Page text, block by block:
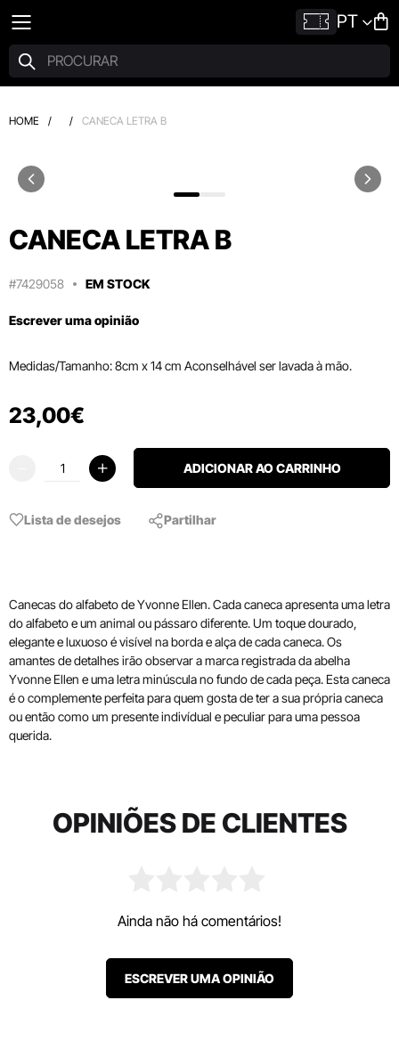
PT
HOME / / CANECA LETRA B
CANECA LETRA B
#7429058 EM STOCK
Escrever uma opinião
Medidas/Tamanho: 8cm x 14 cm Aconselhável ser lavada à mão.
23,00€
ADICIONAR AO CARRINHO
Lista de desejos Partilhar
Canecas do alfabeto de Yvonne Ellen. Cada caneca apresenta uma letra
do alfabeto e um animal ou pássaro diferente. Um toque dourado,
elegante e luxuoso é visível na borda e alça de cada caneca. Os
amantes de detalhes irão observar a marca registrada da abelha
Yvonne Ellen e uma letra minúscula no fundo de cada peça. Esta caneca
é o complemente perfeita para quem gosta de ter a sua própria caneca
ou então como um presente indivídual e peculiar para uma pessoa
querida.
OPINIÕES DE CLIENTES
Ainda não há comentários!
ESCREVER UMA OPINIÃO